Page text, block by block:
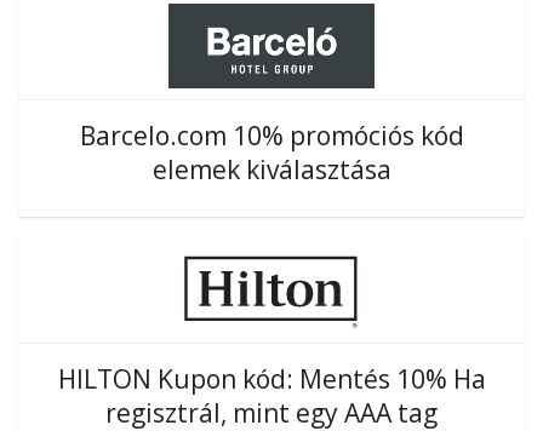
Barcelo.com 10% promóciós kód
elemek kiválasztása
HILTON Kupon kód: Mentés 10% Ha
regisztrál, mint egy AAA tag